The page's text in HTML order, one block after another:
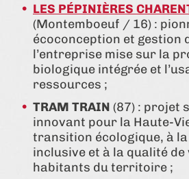
LES PÉPINIÈRES
(Montemboeuf / 16) :
écoconception et gestion
l’entreprise mise sur la
biologique intégrée et
ressources ;
TRAM TRAIN (87) : projet
innovant pour la Haute-
transition écologique, à
inclusive et à la qualité de
habitants du territoire ;